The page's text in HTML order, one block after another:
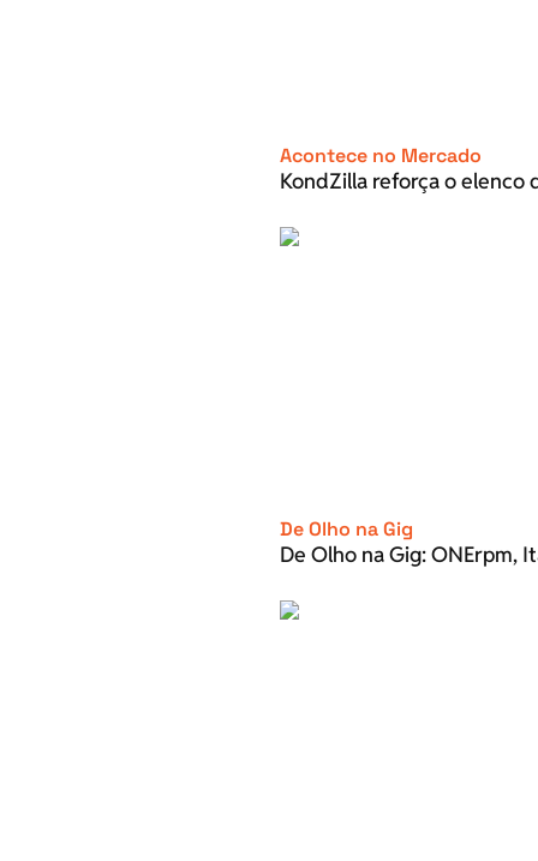
Acontece no Mercado
KondZilla reforça o elenco
De Olho na Gig
De Olho na Gig: ONErpm,